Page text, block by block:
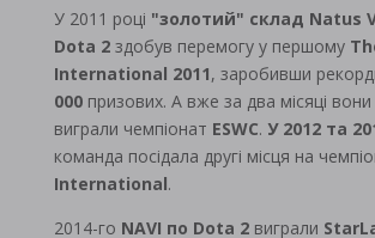
У 2011 році "золотий" склад Natus
Dota 2здобув перемогу у першому
International 2011, заробивши
000призових. А вже за два місяці
виграли чемпіонат ESWC. У 2012 та
команда посідала другі місця на
International.
2014-го NAVI по Dota 2виграли